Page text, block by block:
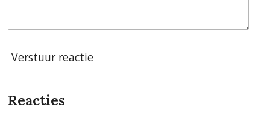
Verstuur reactie
Reacties